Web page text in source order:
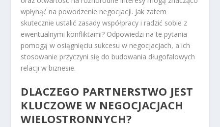
wpłynąć na powodzenie negocjacji. Jak zatem
skutecznie ustalić zasady współpracy i radzić sobie z
ewentualnymi konfliktami? Odpowiedzi na te pytania
pomogą w osiągnięciu sukcesu w negocjacjach, a ich
stosowanie przyczyni się do budowania długofalowych
relacji w biznesie.
DLACZEGO PARTNERSTWO JEST
KLUCZOWE W NEGOCJACJACH
WIELOSTRONNYCH?